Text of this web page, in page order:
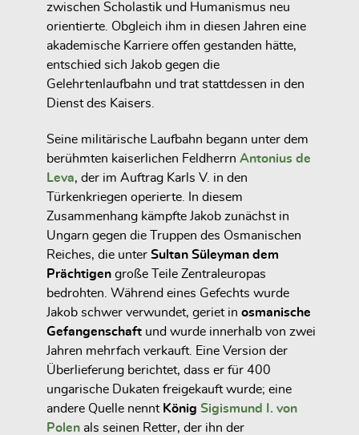
zwischen Scholastik und Humanismus neu
orientierte. Obgleich ihm in diesen Jahren eine
akademische Karriere offen gestanden hätte,
entschied sich Jakob gegen die
Gelehrtenlaufbahn und trat stattdessen in den
Dienst des Kaisers.
Seine militärische Laufbahn begann unter dem
berühmten kaiserlichen Feldherrn Antonius de
Leva, der im Auftrag Karls V. in den
Türkenkriegen operierte. In diesem
Zusammenhang kämpfte Jakob zunächst in
Ungarn gegen die Truppen des Osmanischen
Reiches, die unter Sultan Süleyman dem
Prächtigen große Teile Zentraleuropas
bedrohten. Während eines Gefechts wurde
Jakob schwer verwundet, geriet in osmanische
Gefangenschaft und wurde innerhalb von zwei
Jahren mehrfach verkauft. Eine Version der
Überlieferung berichtet, dass er für 400
ungarische Dukaten freigekauft wurde; eine
andere Quelle nenntKönig Sigismund I. von
Polen als seinen Retter, der ihn der